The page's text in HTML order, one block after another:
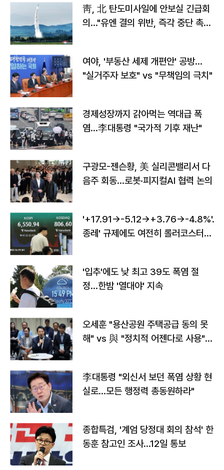
靑, 北 탄도미사일에 안보실 긴급회
의…"유엔 결의 위반, 즉각 중단 촉
여야, '부동산 세제 개편안' 공방…
"실거주자 보호" vs "무책임의 극치"
경제성장까지 갉아먹는 역대급 폭
염…李대통령 "국가적 기후 재난"
구광모-젠슨황, 美 실리콘밸리서 다
음주 회동…로봇·피지컬AI 협력 논의
'+17.91→-5.12→+3.76→-4.8%'…'
종레' 규제에도 여전히 롤러코스터
'입추'에도 낮 최고 39도 폭염 절
정…한밤 '열대야' 지속
오세훈 "용산공원 주택공급 동의 못
해" vs 與 "정치적 어젠다로 사용"
李대통령 "외신서 보던 폭염 상황 현
실로…모든 행정력 총동원하라"
종합특검, '계엄 당정대 회의 참석' 한
동훈 참고인 조사...12일 통보